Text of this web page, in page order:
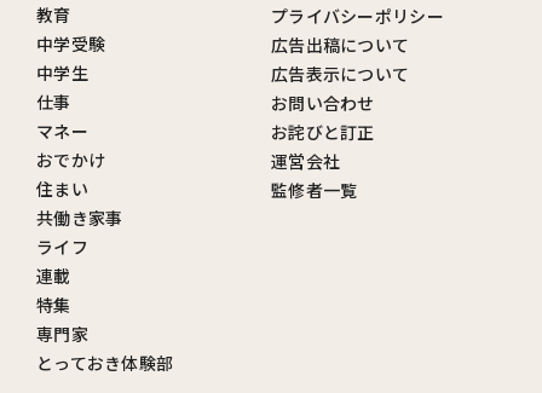
教育
中学受験
中学生
仕事
マネー
おでかけ
住まい
共働き家事
ライフ
連載
特集
専門家
とっておき体験部
プライバシーポリシー
広告出稿について
広告表示について
お問い合わせ
お詫びと訂正
運営会社
監修者一覧